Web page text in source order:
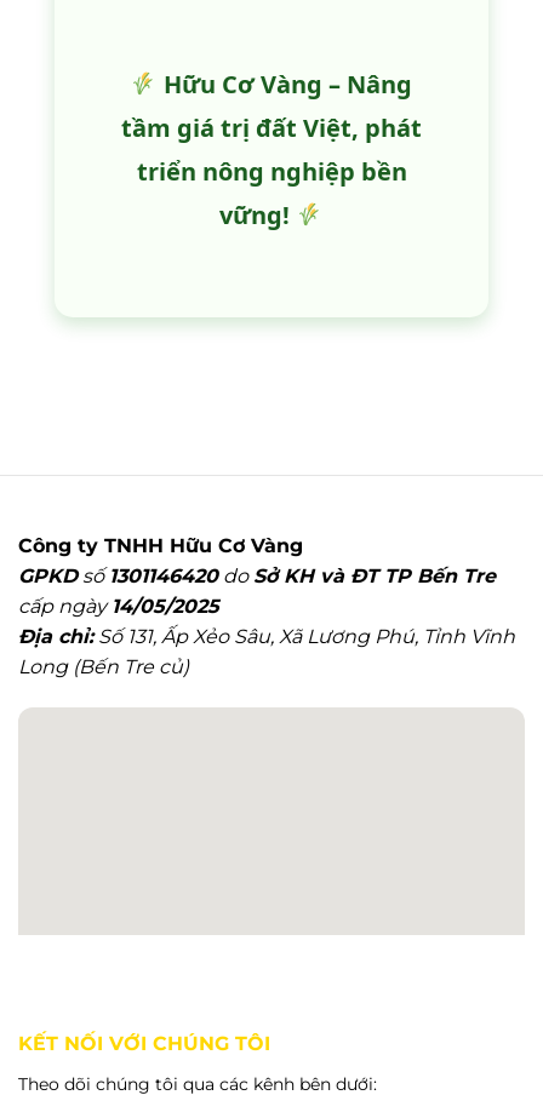
Hữu Cơ Vàng – Nâng
tầm giá trị đất Việt, phát
triển nông nghiệp bền
vững!
Công ty TNHH Hữu Cơ Vàng
GPKDsố 1301146420do Sở KH và ĐT TP Bến Tre
cấp ngày 14/05/2025
Địa chỉ:Số 131, Ấp Xẻo Sâu, Xã Lương Phú, Tỉnh Vĩnh
Long (Bến Tre củ)
KẾT NỐI VỚI CHÚNG TÔI
Theo dõi chúng tôi qua các kênh bên dưới: